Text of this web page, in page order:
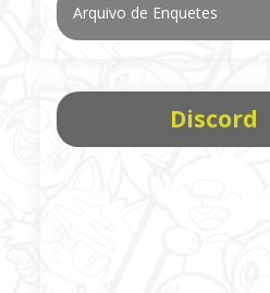
Arquivo de Enquetes
Discord